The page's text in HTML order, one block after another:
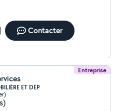
Contacter
Entreprise
ET DÉP